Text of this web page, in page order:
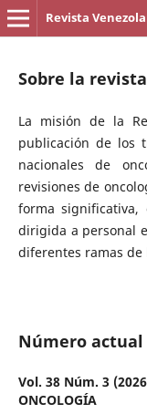
Revista
Sobre la revista
La misión de la
publicación de los
nacionales de
revisiones de
forma
dirigida a personal
diferentes ramas de
Número actual
Vol. 38 Núm. 3
ONCOLOGÍA